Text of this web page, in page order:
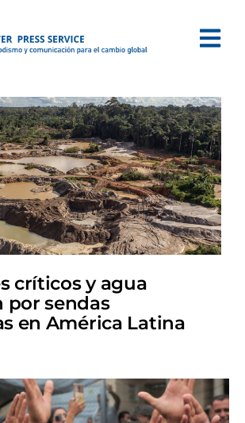
críticos y agua
por sendas
en América Latina